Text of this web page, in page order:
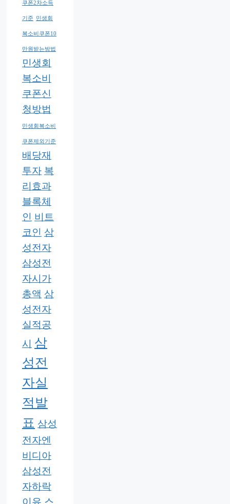
쿠폰2차소득
기준 민생회
복소비쿠폰10
만원받는방법
민생회
복소비
쿠폰신
청방법
민생회복소비
쿠폰제외기준
배당재
투자 복
리효과
블록체
인 비트
코인 삼
성전자
삼성전
자시가
총액 삼
성전자
실적공
시
삼
성전
자실
적발
표 삼성
전자엔
비디아
삼성전
자하락
이유 스